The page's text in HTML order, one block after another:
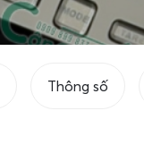
Thông số